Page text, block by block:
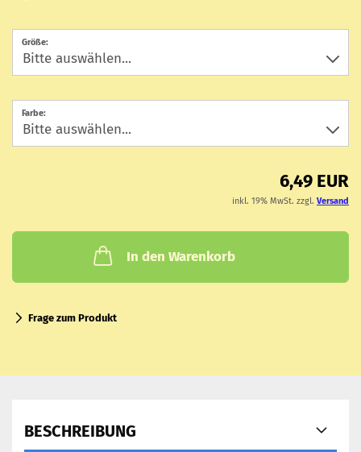
Größe:
Farbe:
6,49 EUR
inkl. 19% MwSt. zzgl. Versand
In den Warenkorb
Frage zum Produkt
BESCHREIBUNG